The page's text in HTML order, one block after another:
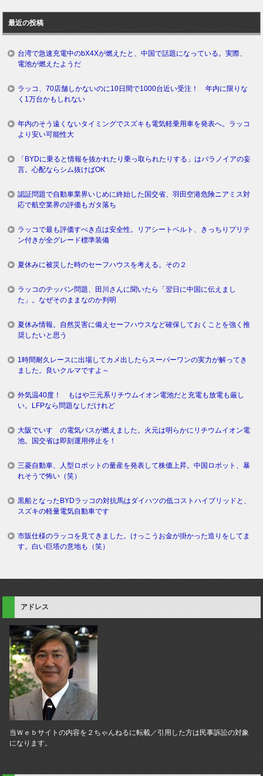
ロ
グ
最近の投稿
台湾で急速充電中のbX4Xが燃えたと、中国で話題になっている。実際、
電池が燃えたようだ
ラッコ、70店舗しかないのに10日間で1000台近い受注！ 年内に限りな
く1万台かもしれない
年内のそう遠くないタイミングでスズキも電気軽乗用車を発表へ。ラッコ
より安い可能性大
「BYDに乗ると情報を抜かれたり乗っ取られたりする」はパラノイアの妄
言。心配ならシム抜けばOK
認証問題で自動車業界いじめに終始した国交省、羽田空港危険ニアミス対
応で航空業界の評価もガタ落ち
ラッコで最も評価すべき点は安全性。リアシートベルト、きっちりプリテ
ン付きが全グレード標準装備
夏休みに被災した時のセーフハウスを考える。その２
ラッコのテッパン問題、田川さんに聞いたら「翌日に中国に伝えまし
た」。なぜそのままなのか判明
夏休み情報。自然災害に備えセーフハウスなど確保しておくことを強く推
奨したいと思う
1時間耐久レースに出場してカメ出したらスーパーワンの実力が解ってき
ました。良いクルマですよ～
外気温40度！ もはや三元系リチウムイオン電池だと充電も放電も厳し
い。LFPなら問題なしだけれど
大阪でいすゞの電気バスが燃えました。火元は明らかにリチウムイオン電
池。国交省は即刻運用停止を！
三菱自動車、人型ロボットの量産を発表して株価上昇。中国ロボット、暴
れそうで怖い（笑）
黒船となったBYDラッコの対抗馬はダイハツの低コストハイブリッドと、
スズキの軽量電気自動車です
市販仕様のラッコを見てきました。けっこうお金が掛かった造りをしてま
す。白い巨塔の意地も（笑）
アドレス
当Ｗｅｂサイトの内容を２ちゃんねるに転載／引用した方は民事訴訟の対象
になります。